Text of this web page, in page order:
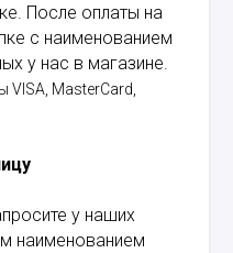
После оплаты на
с наименованием
у нас в магазине.
VISA, MasterCard,
у наших
наименованием